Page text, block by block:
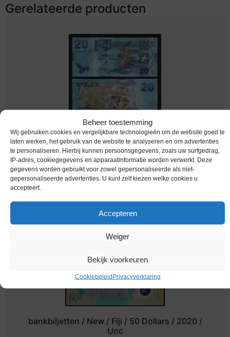
Beheer toestemming
Wij gebruiken cookies en vergelijkbare technologieën om de website goed te
laten werken, het gebruik van de website te analyseren en om advertenties
te personaliseren. Hierbij kunnen persoonsgegevens, zoals uw surfgedrag,
IP-adres, cookiegegevens en apparaatinformatie worden verwerkt. Deze
gegevens worden gebruikt voor zowel gepersonaliseerde als niet-
gepersonaliseerde advertenties. U kunt zelf kiezen welke cookies u
accepteert.
Accepteren
Weiger
Bekijk voorkeuren
CookiebeleidPrivacyverklaring
Gerelateerde producten
bankbiljetten / 117a / Fiji / 20 Dollars / 2013 /
Unc
Melding bij beschikbaarheid
bankbiljetten / New / Fiji / 50 Dollars / 2020 /
Unc